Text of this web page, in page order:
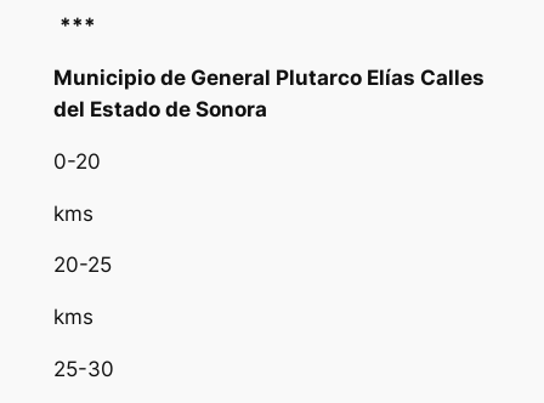
***
Municipio de General Plutarco Elías Calles
del Estado de Sonora
0-20
kms
20-25
kms
25-30